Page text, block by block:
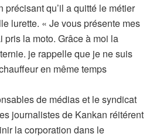
précisant qu’il a quitté le métier
lurette. « Je vous présente mes
pris la moto. Grâce à moi la
je rappelle que je ne suis
en même temps
de médias et le syndicat
journalistes de Kankan réitérent
la corporation dans le